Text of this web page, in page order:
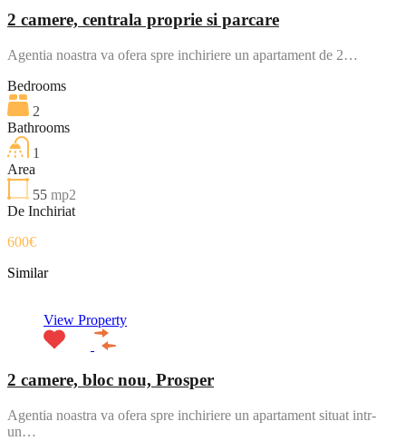
2 camere, centrala proprie si parcare
Agentia noastra va ofera spre inchiriere un apartament de 2…
Bedrooms
2
Bathrooms
1
Area
55 mp2
De Inchiriat
600€
Similar
View Property
2 camere, bloc nou, Prosper
Agentia noastra va ofera spre inchiriere un apartament situat intr-
un…